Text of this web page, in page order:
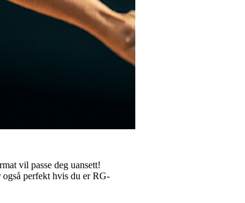
vil passe deg uansett!
perfekt hvis du er RG-